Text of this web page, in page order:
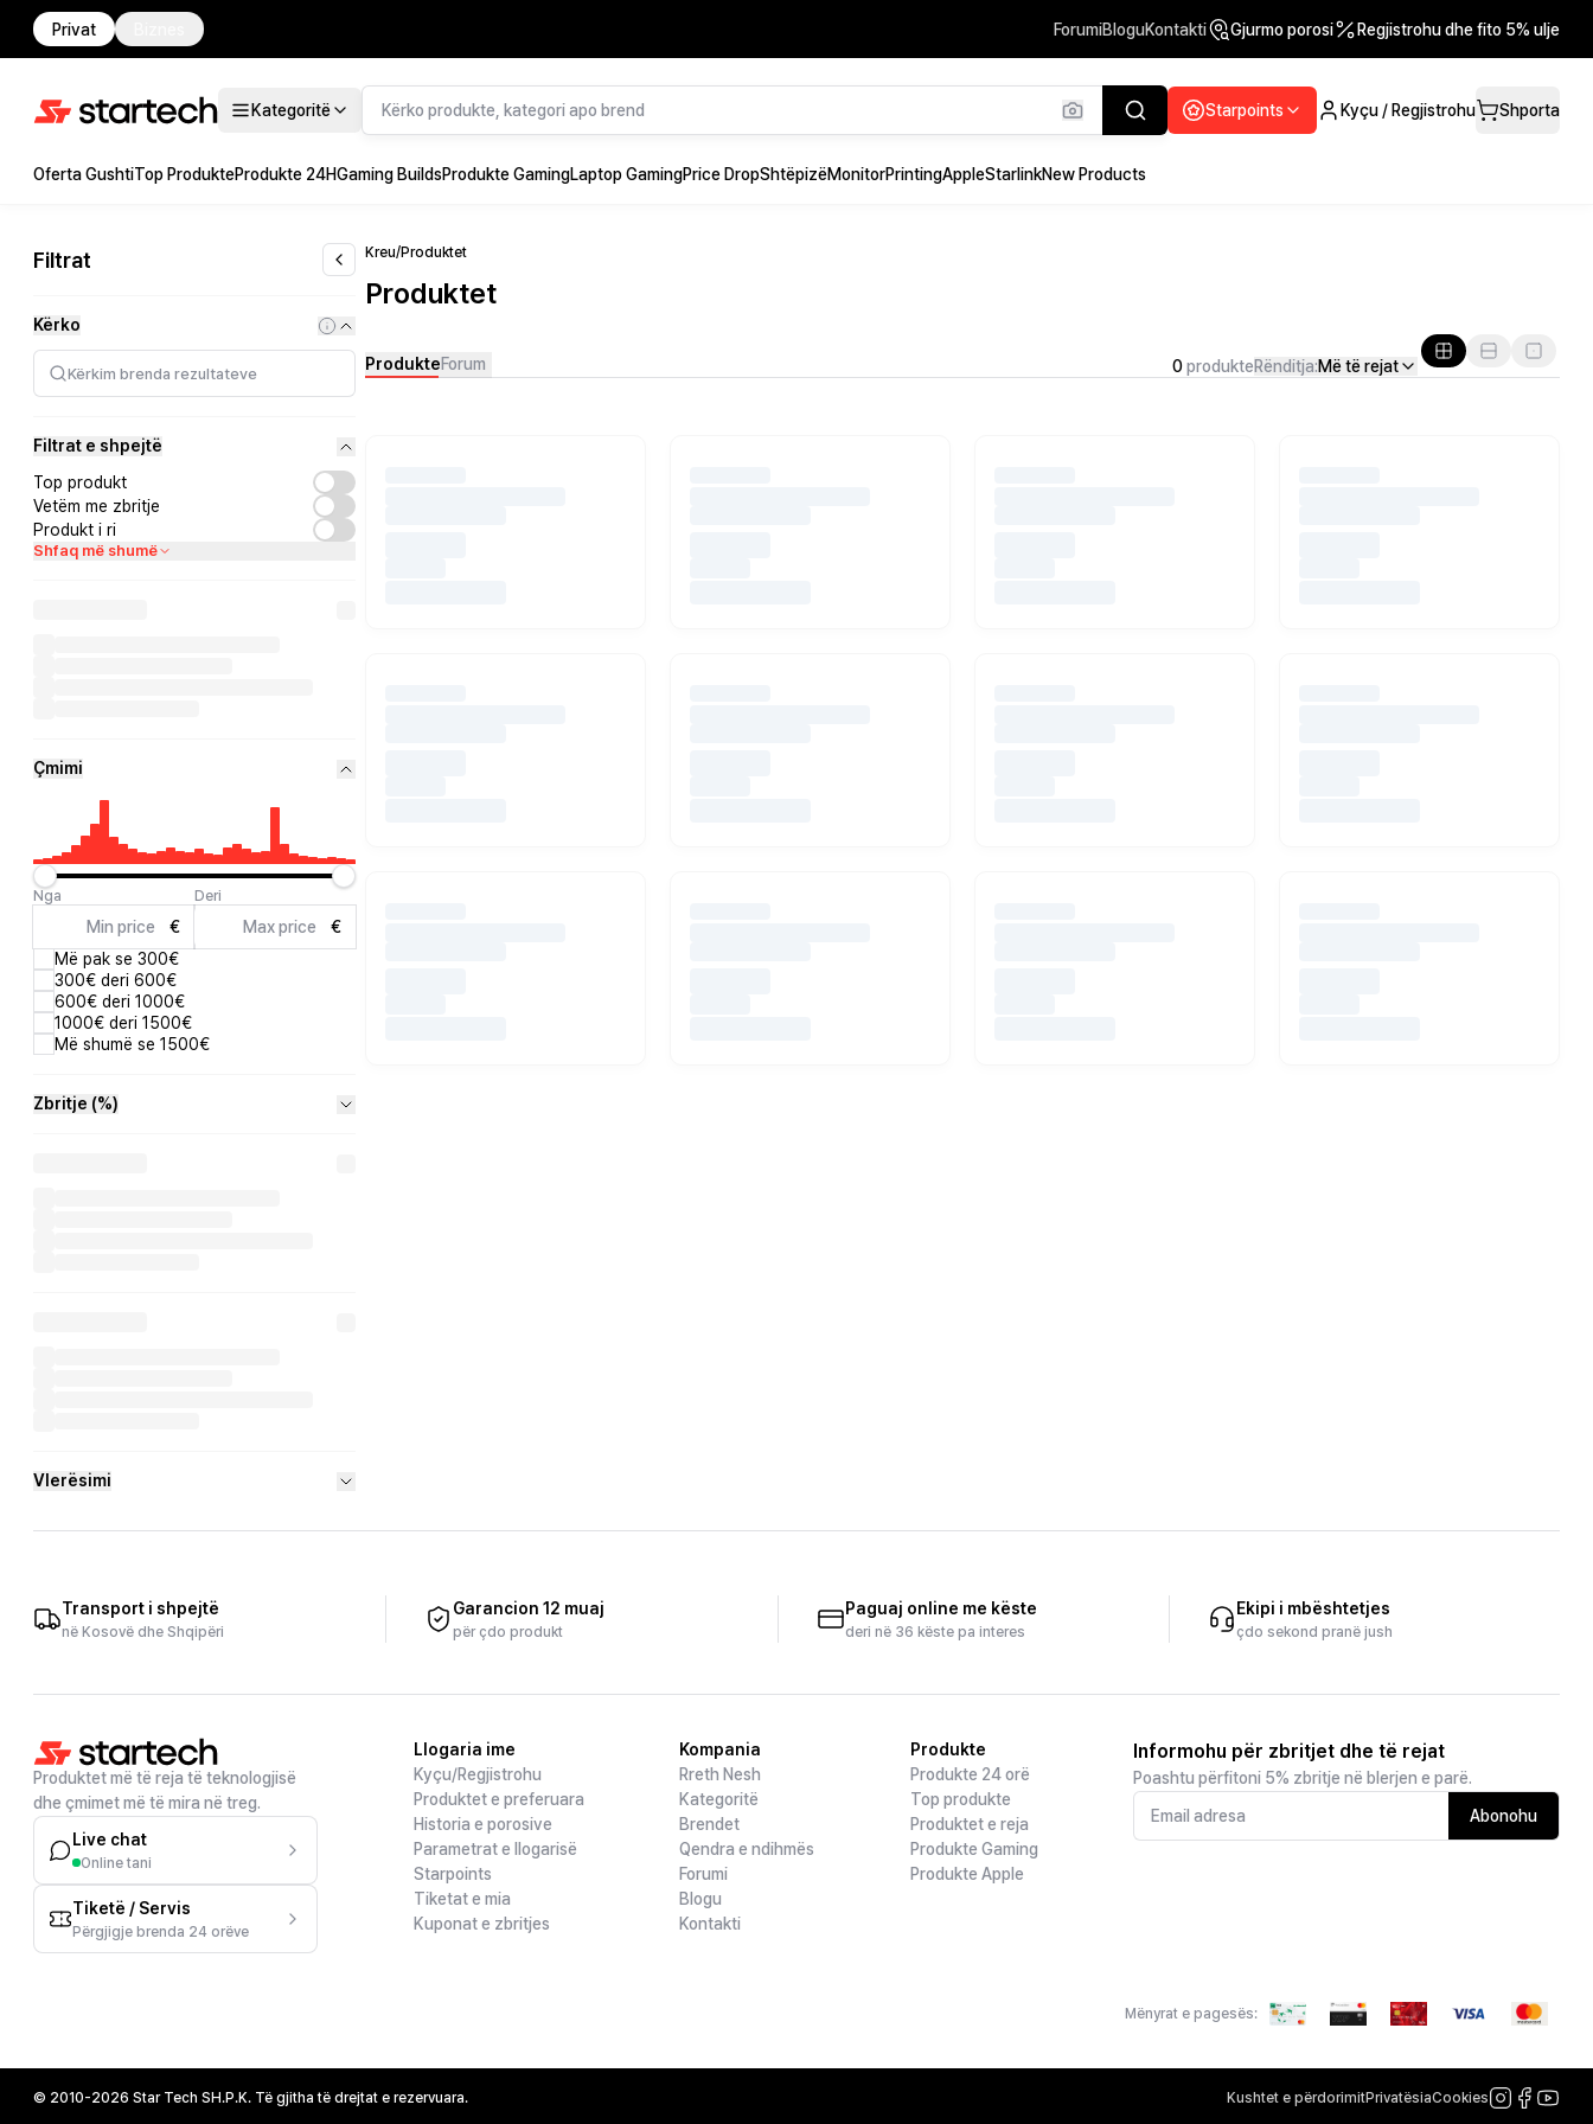
Privat ForumiBloguKontakti Gjurmo porosi Regjistrohu dhe fito 5% ulje
Kategoritë Starpoints Kyçu / Regjistrohu Shporta
Oferta GushtiTop ProdukteProdukte 24HGaming BuildsProdukte GamingLaptop GamingPrice DropShtëpizëMonitorPrintingAppleStarlinkNew Products
Filtrat
Kërko
Filtrat e shpejtë
Top produkt
Vetëm me zbritje
Produkt i ri
Shfaq më shumë
Çmimi
Nga
€
Deri
€
Më pak se 300€
300€ deri 600€
600€ deri 1000€
1000€ deri 1500€
Më shumë se 1500€
Zbritje (%)
Vlerësimi
Kreu/Produktet
Produktet
ProdukteForum 0produkteRënditja:Më të rejat
Transport i shpejtë
në Kosovë dhe Shqipëri
Garancion 12 muaj
për çdo produkt
Paguaj online me këste
deri në 36 këste pa interes
Ekipi i mbështetjes
çdo sekond pranë jush
Produktet më të reja të teknologjisë
dhe çmimet më të mira në treg.
Live chat
Online tani
Tiketë / Servis
Përgjigje brenda 24 orëve
Llogaria ime
Kyçu/Regjistrohu
Produktet e preferuara
Historia e porosive
Parametrat e llogarisë
Starpoints
Tiketat e mia
Kuponat e zbritjes
Kompania
Rreth Nesh
Kategoritë
Brendet
Qendra e ndihmës
Forumi
Blogu
Kontakti
Produkte
Produkte 24 orë
Top produkte
Produktet e reja
Produkte Gaming
Produkte Apple
Informohu për zbritjet dhe të rejat
Poashtu përfitoni 5% zbritje në blerjen e parë.
Abonohu
Mënyrat e pagesës:
© 2010-2026 Star Tech SH.P.K. Të gjitha të drejtat e rezervuara. Kushtet e përdorimitPrivatësiaCookies